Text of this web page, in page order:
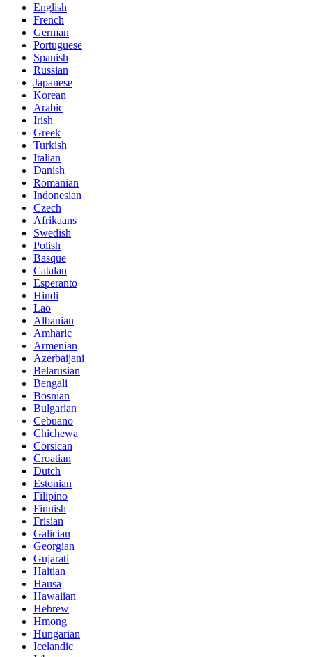
English
French
German
Portuguese
Spanish
Russian
Japanese
Korean
Arabic
Irish
Greek
Turkish
Italian
Danish
Romanian
Indonesian
Czech
Afrikaans
Swedish
Polish
Basque
Catalan
Esperanto
Hindi
Lao
Albanian
Amharic
Armenian
Azerbaijani
Belarusian
Bengali
Bosnian
Bulgarian
Cebuano
Chichewa
Corsican
Croatian
Dutch
Estonian
Filipino
Finnish
Frisian
Galician
Georgian
Gujarati
Haitian
Hausa
Hawaiian
Hebrew
Hmong
Hungarian
Icelandic